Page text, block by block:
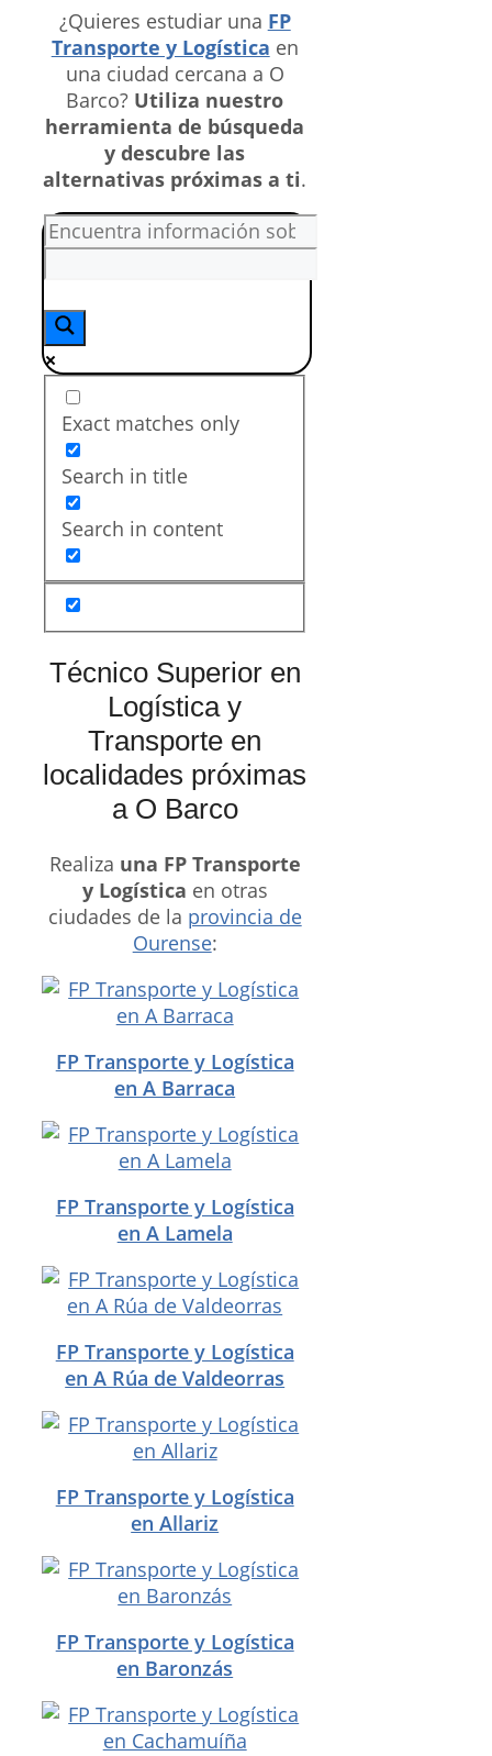
¿Quieres estudiar una FP
Transporte y Logística en
una ciudad cercana a O
Barco? Utiliza nuestro
herramienta de búsqueda
y descubre las
alternativas próximas a ti.
Exact matches only
Search in title
Search in content
Técnico Superior en
Logística y
Transporte en
localidades próximas
a O Barco
Realiza una FP Transporte
y Logística en otras
ciudades de la provincia de
Ourense:
FP Transporte y Logística
en A Barraca
FP Transporte y Logística
en A Lamela
FP Transporte y Logística
en A Rúa de Valdeorras
FP Transporte y Logística
en Allariz
FP Transporte y Logística
en Baronzás